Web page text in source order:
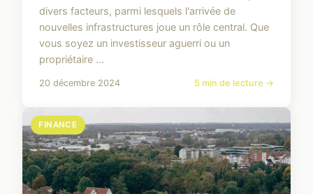
divers facteurs, parmi lesquels l'arrivée de
nouvelles infrastructures joue un rôle central. Que
vous soyez un investisseur aguerri ou un
propriétaire ...
20 décembre 2024 5 min de lecture →
FINANCE